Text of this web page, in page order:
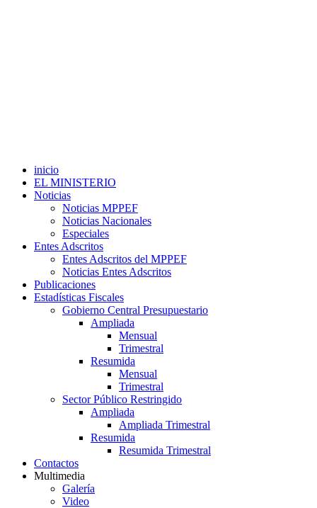
inicio
EL MINISTERIO
Noticias
Noticias MPPEF
Noticias Nacionales
Especiales
Entes Adscritos
Entes Adscritos del MPPEF
Noticias Entes Adscritos
Publicaciones
Estadísticas Fiscales
Gobierno Central Presupuestario
Ampliada
Mensual
Trimestral
Resumida
Mensual
Trimestral
Sector Público Restringido
Ampliada
Ampliada Trimestral
Resumida
Resumida Trimestral
Contactos
Multimedia
Galería
Video